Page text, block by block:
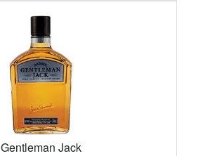
Gentleman Jack